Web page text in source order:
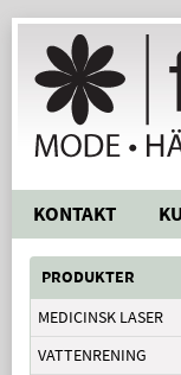
KONTAKT
PRODUKTER
MEDICINSK LASER
VATTENRENING